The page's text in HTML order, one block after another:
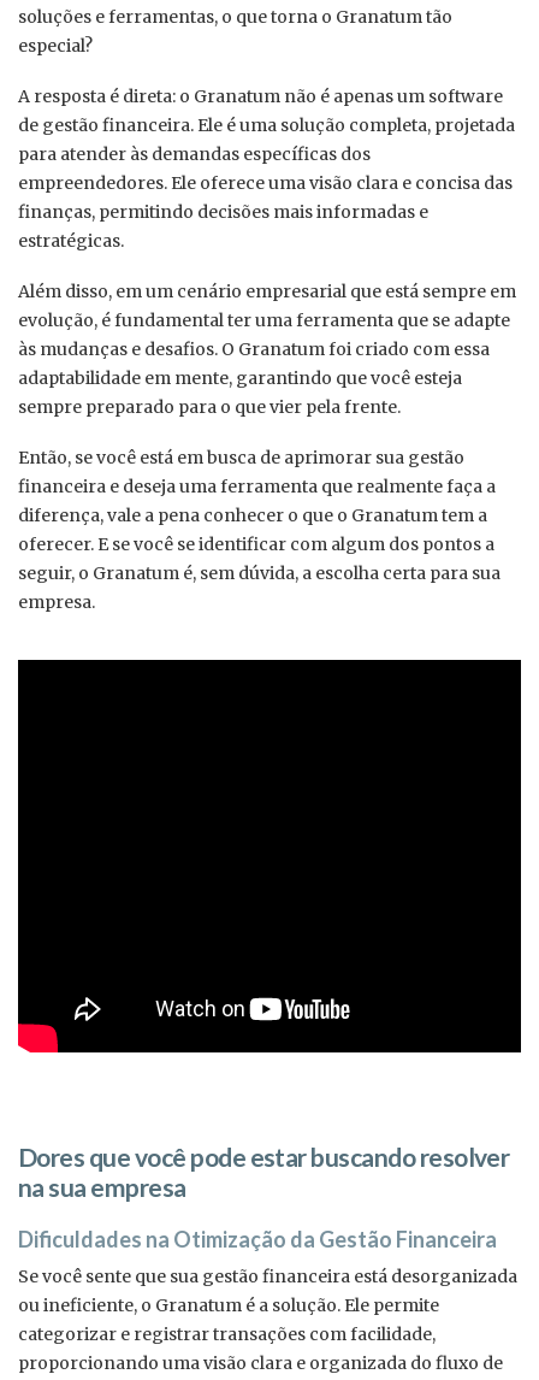
soluções e ferramentas, o que torna o Granatum tão
especial?
A resposta é direta: o Granatum não é apenas um software
de gestão financeira. Ele é uma solução completa, projetada
para atender às demandas específicas dos
empreendedores. Ele oferece uma visão clara e concisa das
finanças, permitindo decisões mais informadas e
estratégicas.
Além disso, em um cenário empresarial que está sempre em
evolução, é fundamental ter uma ferramenta que se adapte
às mudanças e desafios. O Granatum foi criado com essa
adaptabilidade em mente, garantindo que você esteja
sempre preparado para o que vier pela frente.
Então, se você está em busca de aprimorar sua gestão
financeira e deseja uma ferramenta que realmente faça a
diferença, vale a pena conhecer o que o Granatum tem a
oferecer. E se você se identificar com algum dos pontos a
seguir, o Granatum é, sem dúvida, a escolha certa para sua
empresa.
Dores que você pode estar buscando resolver
na sua empresa
Dificuldades na Otimização da Gestão Financeira
Se você sente que sua gestão financeira está desorganizada
ou ineficiente, o Granatum é a solução. Ele permite
categorizar e registrar transações com facilidade,
proporcionando uma visão clara e organizada do fluxo de